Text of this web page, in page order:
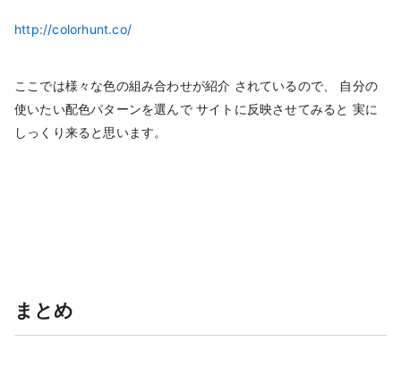
http://colorhunt.co/
ここでは様々な色の組み合わせが紹介 されているので、 自分の
使いたい配色パターンを選んで サイトに反映させてみると 実に
しっくり来ると思います。
まとめ